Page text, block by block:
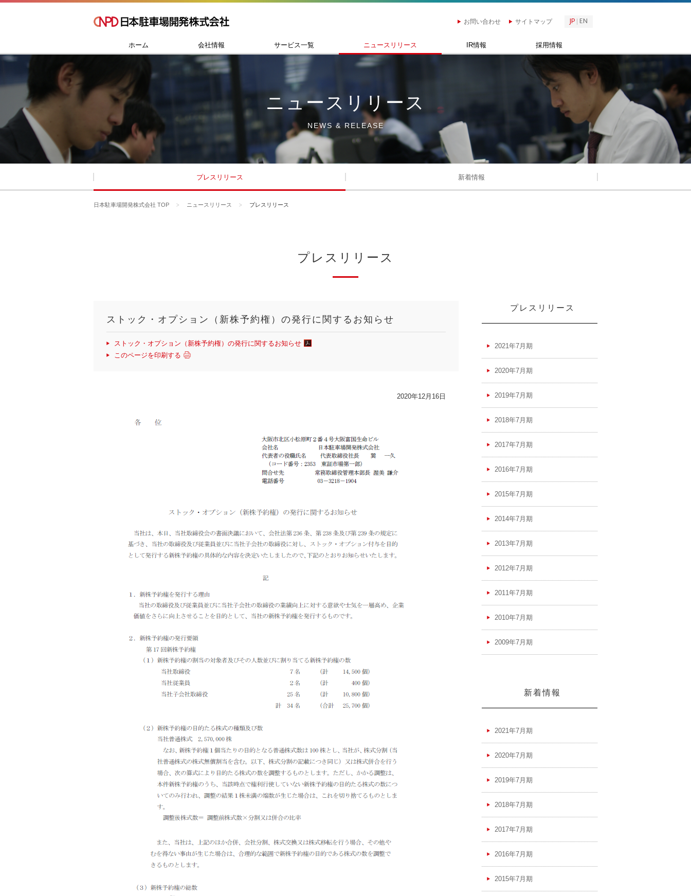
JP EN
お問い合わせ サイトマップ
ホーム 会社情報 サービス一覧 ニュースリリース IR情報 採用情報
ニュースリリース
NEWS & RELEASE
プレスリリース 新着情報
日本駐車場開発株式会社 TOP ニュースリリース プレスリリース
プレスリリース
ストック・オプション（新株予約権）の発行に関するお知らせ
ストック・オプション（新株予約権）の発行に関するお知らせ
このページを印刷する
2020年12月16日
プレスリリース
2021年7月期
2020年7月期
2019年7月期
2018年7月期
2017年7月期
2016年7月期
2015年7月期
2014年7月期
2013年7月期
2012年7月期
2011年7月期
2010年7月期
2009年7月期
新着情報
2021年7月期
2020年7月期
2019年7月期
2018年7月期
2017年7月期
2016年7月期
2015年7月期